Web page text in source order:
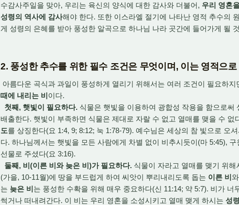
수감사주일을 맞아, 우리는 육신의 양식에 대한 감사와 더불어, 우리 영혼
성령의 역사에 감사해야 한다. 또한 이스라엘 절기에 나타난 영적 추수의
게 성령의 은혜를 받아 풍성한 알곡으로 하나님 나라 곳간에 들어가게 될
2. 풍성한 추수를 위한 필수 조건은 무엇이며, 이는 영적으
아름다운 곡식과 과일이 풍성하게 열리기 위해서는 여러 조건이 필요하
때에 내리는 비이다.
첫째, 햇빛이 필요하다. 식물은 햇빛을 이용하여 광합성 작용을 함으로
배출한다. 햇빛이 부족하면 식물은 제대로 자랄 수 없고 열매를 맺을 수 없
도를 상징한다(요 1:4, 9; 8:12; 눅 1:78-79). 예수님은 세상의 참 빛으로 오
다. 하나님께서는 햇빛을 모든 사람에게 차별 없이 비추시듯이(마 5:45),
선물로 주셨다(요 3:16).
둘째, 비(이른 비와 늦은 비)가 필요하다. 식물이 자라고 열매를 맺기 위
(가을, 10-11월)에 땅을 부드럽게 하여 씨앗이 뿌리내리도록 돕는 이른 비
는 늦은 비는 풍성한 수확을 위해 매우 중요하다(신 11:14; 약 5:7). 비가
썩거나 떠내려간다. 이 비는 우리 영혼을 소성시키고 열매 맺게 하시는 성